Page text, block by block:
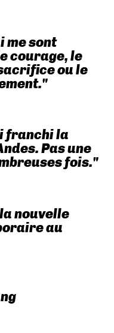
me sont
courage, le
ou le
franchi la
Pas une
fois."
nouvelle
au